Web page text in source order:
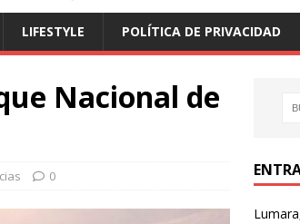
LIFESTYLE POLÍTICA DE PRIVACIDAD
Nacional de
0